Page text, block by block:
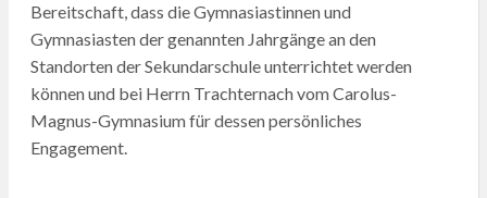
Bereitschaft, dass die Gymnasiastinnen und
Gymnasiasten der genannten Jahrgänge an den
Standorten der Sekundarschule unterrichtet werden
können und bei Herrn Trachternach vom Carolus-
Magnus-Gymnasium für dessen persönliches
Engagement.